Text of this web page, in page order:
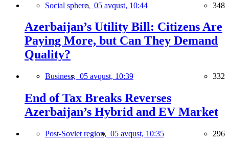
Social sphere, 05 avqust, 10:44 348
Azerbaijan’s Utility Bill: Citizens Are
Paying More, but Can They Demand
Quality?
Business, 05 avqust, 10:39 332
End of Tax Breaks Reverses
Azerbaijan’s Hybrid and EV Market
Post-Soviet region, 05 avqust, 10:35 296